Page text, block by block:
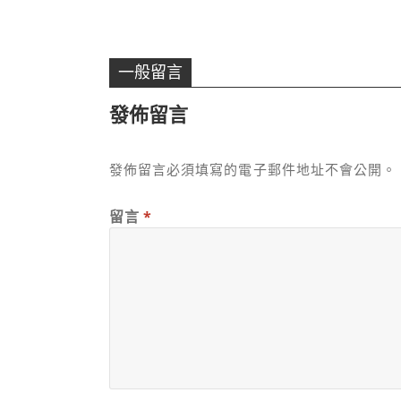
一般留言
發佈留言
發佈留言必須填寫的電子郵件地址不會公開。
留言 *